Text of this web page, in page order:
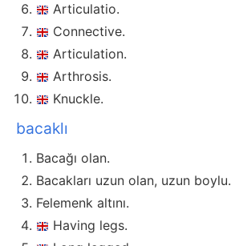
Articulatio.
Connective.
Articulation.
Arthrosis.
Knuckle.
bacaklı
Bacağı olan.
Bacakları uzun olan, uzun boylu.
Felemenk altını.
Having legs.